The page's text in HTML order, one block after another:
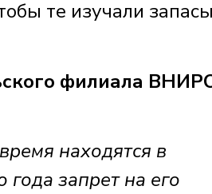
те изучали запасы
филиала
находятся в
запрет на его